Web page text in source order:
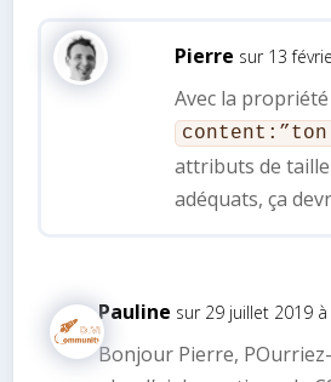
Pierre sur 13
Avec la propriété
attributs de
adéquats, ça
Pauline sur 29 juillet 2019
Bonjour Pierre,